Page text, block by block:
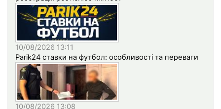
10/08/2026 13:11
Parik24 ставки на футбол: особливості та переваги
10/08/2026 13:08